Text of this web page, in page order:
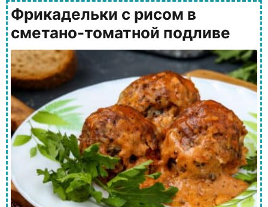
Фрикадельки с рисом в
сметано-томатной подливе